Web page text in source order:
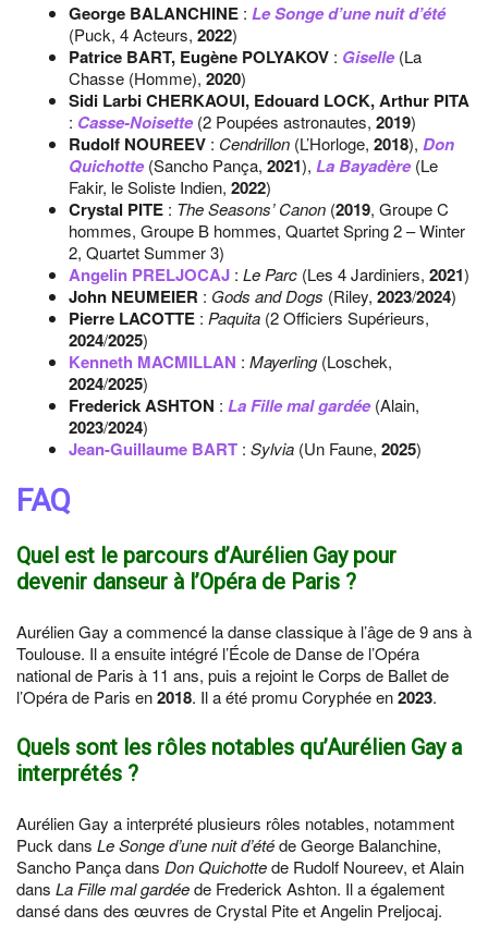
George BALANCHINE : Le Songe d’une nuit d’été
(Puck, 4 Acteurs, 2022)
Patrice BART, Eugène POLYAKOV : Giselle(La
Chasse (Homme), 2020)
Sidi Larbi CHERKAOUI, Edouard LOCK, Arthur PITA
: Casse-Noisette(2 Poupées astronautes, 2019)
Rudolf NOUREEV : Cendrillon (L’Horloge, 2018), Don
Quichotte(Sancho Pança, 2021), La Bayadère(Le
Fakir, le Soliste Indien, 2022)
Crystal PITE : The Seasons’ Canon (2019, Groupe C
hommes, Groupe B hommes, Quartet Spring 2 – Winter
2, Quartet Summer 3)
Angelin PRELJOCAJ : Le Parc (Les 4 Jardiniers, 2021)
John NEUMEIER : Gods and Dogs (Riley, 2023/2024)
Pierre LACOTTE : Paquita (2 Officiers Supérieurs,
2024/2025)
Kenneth MACMILLAN : Mayerling(Loschek,
2024/2025)
Frederick ASHTON : La Fille mal gardée(Alain,
2023/2024)
Jean-Guillaume BART : Sylvia (Un Faune, 2025)
FAQ
Quel est le parcours d’Aurélien Gay pour
devenir danseur à l’Opéra de Paris ?
Aurélien Gay a commencé la danse classique à l’âge de 9 ans à
Toulouse. Il a ensuite intégré l’École de Danse de l’Opéra
national de Paris à 11 ans, puis a rejoint le Corps de Ballet de
l’Opéra de Paris en2018. Il a été promu Coryphée en2023.
Quels sont les rôles notables qu’Aurélien Gay a
interprétés ?
Aurélien Gay a interprété plusieurs rôles notables, notamment
Puck dans Le Songe d’une nuit d’étéde George Balanchine,
Sancho Pança dans Don Quichottede Rudolf Noureev, et Alain
dans La Fille mal gardéede Frederick Ashton. Il a également
dansé dans des œuvres de Crystal Pite et Angelin Preljocaj.